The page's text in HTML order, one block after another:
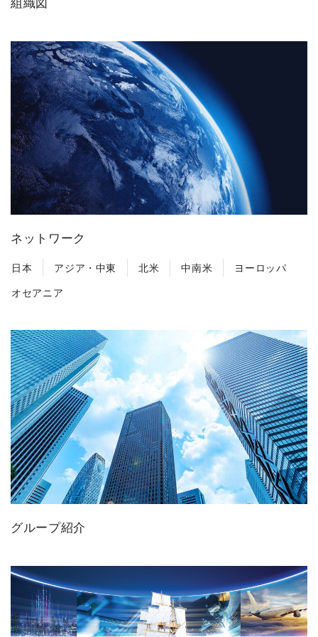
組織図
ネットワーク
日本 アジア・中東 北米 中南米 ヨーロッパ
オセアニア
グループ紹介